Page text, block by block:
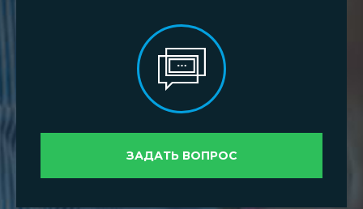
ЗАДАТЬ ВОПРОС